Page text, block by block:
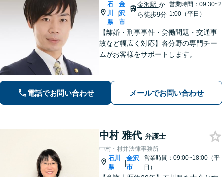
石
川
県
|
金
沢
市
金沢駅 か
ら徒歩9分
営業時間：09:30~2
1:00（平日）
【離婚・刑事事件・労働問題・交通事
故など幅広く対応】各分野の専門チー
ムがお客様をサポートします。
電話でお問い合わせ メールでお問い合わせ
中村 雅代 弁護士
中村・村井法律事務所
石川
県
|
金沢
市
営業時間：09:00~18:00（平
日）